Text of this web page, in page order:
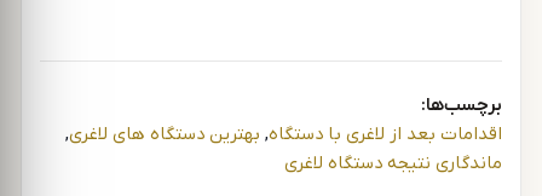
برچسب‌ها:
اقدامات بعد از لاغری با دستگاه, بهترین دستگاه های لاغری,
ماندگاری نتیجه دستگاه لاغری